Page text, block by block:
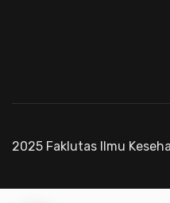
2025 Faklutas Ilmu